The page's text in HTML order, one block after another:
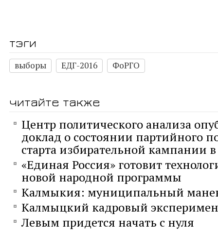
тэги
выборы ЕДГ-2016 ФоРГО
читайте также
Центр политического анализа
доклад о состоянии партийного
старта избирательной кампании
«Единая Россия» готовит
новой народной программы
Калмыкия: муниципальный
Калмыцкий кадровый
Левым придется начать с нуля